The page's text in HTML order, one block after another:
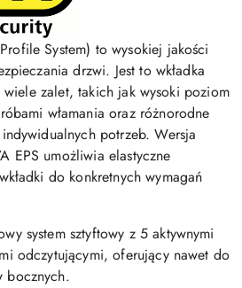
System) to wysokiej jakości
drzwi. Jest to wkładka
zalet, takich jak wysoki poziom
włamania oraz różnorodne
potrzeb. Wersja
EPS umożliwia elastyczne
do konkretnych wymagań
system sztyftowy z 5 aktywnymi
odczytującymi, oferujący nawet do
bocznych.